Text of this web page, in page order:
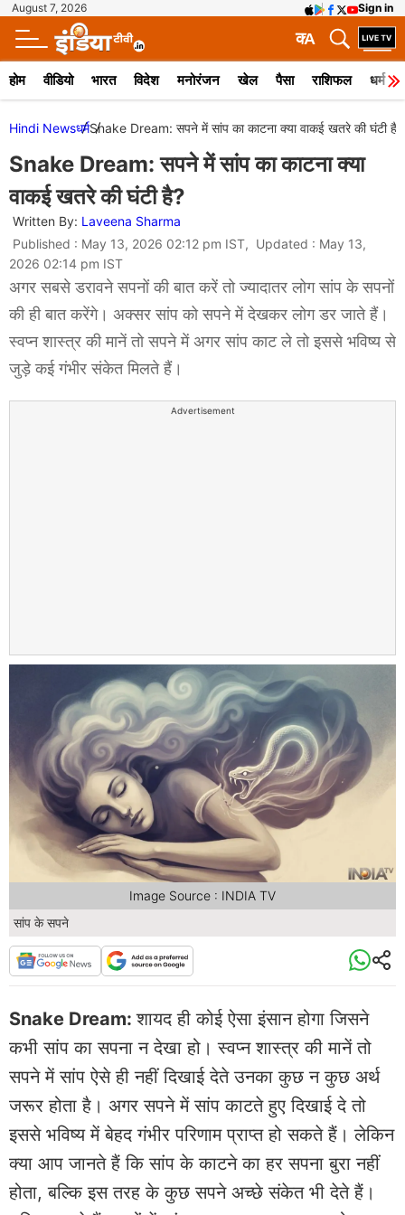
August 7, 2026 Sign in
A
क
होम वीडियो भारत विदेश मनोरंजन खेल पैसा राशिफल धर्म
Hindi Newsधर्मSnake Dream: सपने में सांप का काटना क्या वाकई खतरे की घंटी है?
Snake Dream: सपने में सांप का काटना क्या
वाकई खतरे की घंटी है?
Written By: Laveena Sharma
Published : May 13, 2026 02:12 pm IST, Updated : May 13,
2026 02:14 pm IST
अगर सबसे डरावने सपनों की बात करें तो ज्यादातर लोग सांप के सपनों
की ही बात करेंगे। अक्सर सांप को सपने में देखकर लोग डर जाते हैं।
स्वप्न शास्त्र की मानें तो सपने में अगर सांप काट ले तो इससे भविष्य से
जुड़े कई गंभीर संकेत मिलते हैं।
Advertisement
सांप के सपने
Image Source : INDIA TV
Snake Dream:शायद ही कोई ऐसा इंसान होगा जिसने
कभी सांप का सपना न देखा हो। स्वप्न शास्त्र की मानें तो
सपने में सांप ऐसे ही नहीं दिखाई देते उनका कुछ न कुछ अर्थ
जरूर होता है। अगर सपने में सांप काटते हुए दिखाई दे तो
इससे भविष्य में बेहद गंभीर परिणाम प्राप्त हो सकते हैं। लेकिन
क्या आप जानते हैं कि सांप के काटने का हर सपना बुरा नहीं
होता, बल्कि इस तरह के कुछ सपने अच्छे संकेत भी देते हैं।